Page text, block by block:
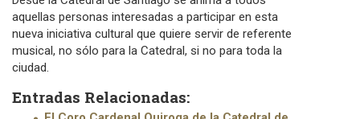
aquellas personas interesadas a participar en esta
nueva iniciativa cultural que quiere servir de referente
musical, no sólo para la Catedral, si no para toda la
ciudad.
Entradas Relacionadas: